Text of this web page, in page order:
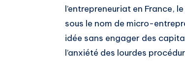
l’entrepreneuriat en France,
sous le nom de micro-
idée sans engager des
l’anxiété des lourdes